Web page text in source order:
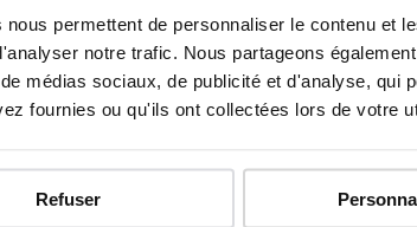
nous permettent de personnaliser le contenu et
notre trafic. Nous partageons
médias sociaux, de publicité et d'analyse,
fournies ou qu'ils ont collectées lors de votre
Refuser
se situe au 4 avenue d'Ormes, à Varennes-sur-
vous à Varennes-sur-Seine et alentours.
pour les élèves du Lycée